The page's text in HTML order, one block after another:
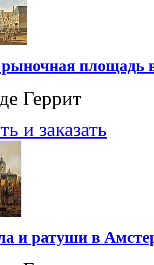
площадь
Геррит
и заказать
и ратуши в